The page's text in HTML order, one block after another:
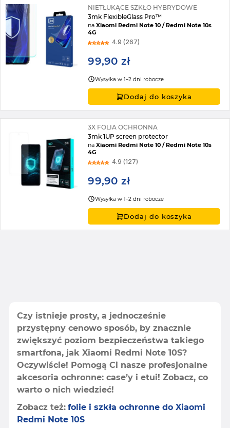
NIETŁUKĄCE SZKŁO HYBRYDOWE
3mk FlexibleGlass Pro™
naXiaomi Redmi Note 10 / Redmi Note 10s
4G
4.9 (267)
99,90 zł
Wysyłka w 1–2 dni robocze
Dodaj do koszyka
3X FOLIA OCHRONNA
3mk 1UP screen protector
naXiaomi Redmi Note 10 / Redmi Note 10s
4G
4.9 (127)
99,90 zł
Wysyłka w 1–2 dni robocze
Dodaj do koszyka
Czy istnieje prosty, a jednocześnie
przystępny cenowo sposób, by znacznie
zwiększyć poziom bezpieczeństwa takiego
smartfona, jak Xiaomi Redmi Note 10S?
Oczywiście! Pomogą Ci nasze profesjonalne
akcesoria ochronne: case’y i etui! Zobacz, co
warto o nich wiedzieć!
Zobacz też: folie i szkła ochronne do Xiaomi
Redmi Note 10S